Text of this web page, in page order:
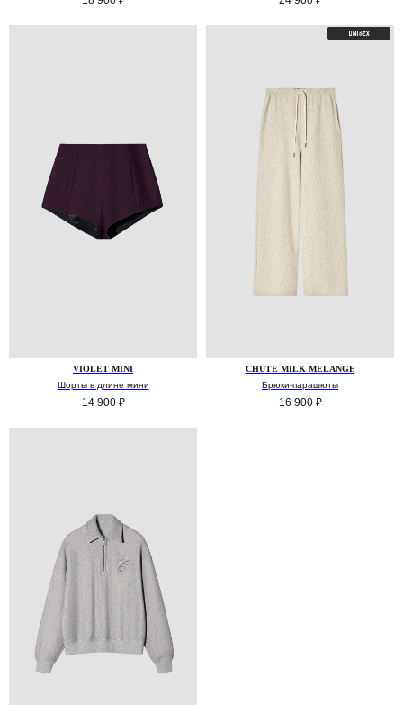
VIOLET MINI
Шорты в длине мини
14 900 ₽
CHUTE MILK MELANGE
Брюки-парашюты
16 900 ₽